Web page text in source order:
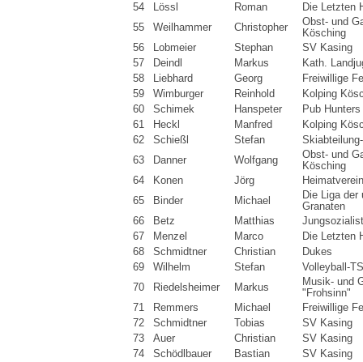
54
Lössl Roman
Die Letzten
55
Weilhammer Christopher
Obst- und
Kösching
56
Lobmeier Stephan
SV Kasing
57
Deindl Markus
Kath.
58
Liebhard Georg
Freiwillige
59
Wimburger Reinhold
Kolping
60
Schimek Hanspeter
Pub Hunters
61
Heckl Manfred
Kolping
62
Schießl Stefan
63
Danner Wolfgang
Obst- und
Kösching
64
Konen Jörg
65
Binder Michael
Die Liga der
Granaten
66
Betz Matthias
67
Menzel Marco
Die Letzten
68
Schmidtner Christian
Dukes
69
Wilhelm Stefan
Volleyball-
70
Riedelsheimer Markus
Musik- und
"Frohsinn"
71
Remmers Michael
Freiwillige
72
Schmidtner Tobias
SV Kasing
73
Auer Christian
SV Kasing
74
Schödlbauer Bastian
SV Kasing